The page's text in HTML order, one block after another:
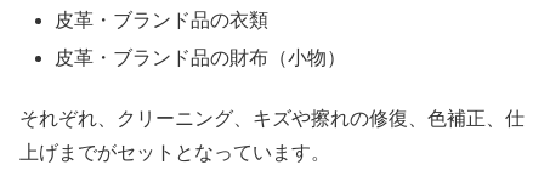
皮革・ブランド品の衣類
皮革・ブランド品の財布（小物）
それぞれ、クリーニング、キズや擦れの修復、色補正、仕
上げまでがセットとなっています。